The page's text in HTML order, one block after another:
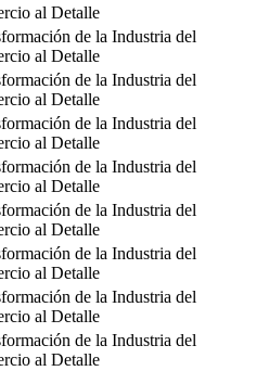
al Detalle
de la Industria del
al Detalle
de la Industria del
al Detalle
de la Industria del
al Detalle
de la Industria del
al Detalle
de la Industria del
al Detalle
de la Industria del
al Detalle
de la Industria del
al Detalle
de la Industria del
al Detalle